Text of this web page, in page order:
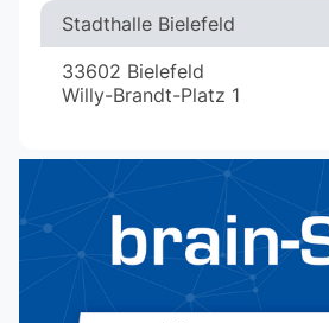
Stadthalle Bielefeld
33602 Bielefeld
Willy-Brandt-Platz 1